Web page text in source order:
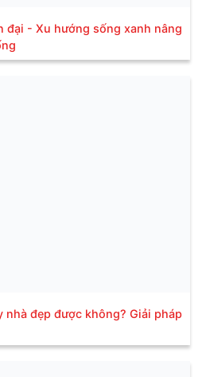
đại - Xu hướng sống xanh nâng
nhà đẹp được không? Giải pháp